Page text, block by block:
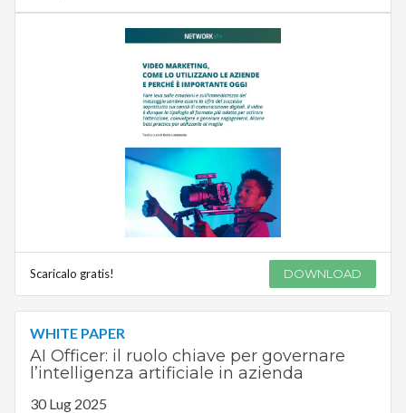
Scaricalo gratis! DOWNLOAD
WHITE PAPER
AI Officer: il ruolo chiave per governare
l’intelligenza artificiale in azienda
30 Lug 2025